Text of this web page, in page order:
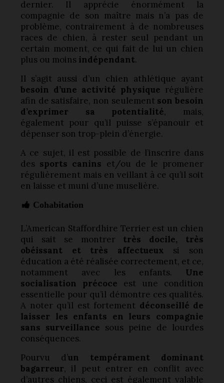
dernier. Il apprécie énormément la
compagnie de son maître mais n’a pas de
problème, contrairement à de nombreuses
races de chien, à rester seul pendant un
certain moment, ce qui fait de lui un chien
plus ou moins indépendant.
Il s’agit aussi d’un chien athlétique ayant
besoin d’une activité physique régulière
afin de satisfaire, non seulement son besoin
d’exprimer sa potentialité, mais,
également pour qu’il puisse s’épanouir et
dépenser son trop-plein d’énergie.
A ce sujet, il est possible de l’inscrire dans
des sports canins et/ou de le promener
régulièrement mais en veillant à ce qu’il soit
en laisse et muni d’une muselière.
Cohabitation
L’American Staffordhire Terrier est un chien
qui sait se montrer très docile, très
obéissant et très affectueux si son
éducation a été réalisée correctement, et ce,
notamment avec les enfants. Une
socialisation précoce est une condition
essentielle pour qu’il démontre ces qualités.
A noter qu’il est fortement déconseillé de
laisser les enfants en leurs compagnie
sans surveillance sous peine de lourdes
conséquences.
Pourvu d’un tempérament dominant
bagarreur, il peut entrer en conflit avec
d’autres chiens, ceci est également valable